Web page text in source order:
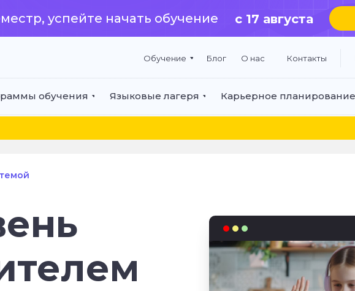
успейте начать обучение с 17 августа
О нас Контакты
Языковые лагеря
обучения Карьерное планирование
Обучение Блог